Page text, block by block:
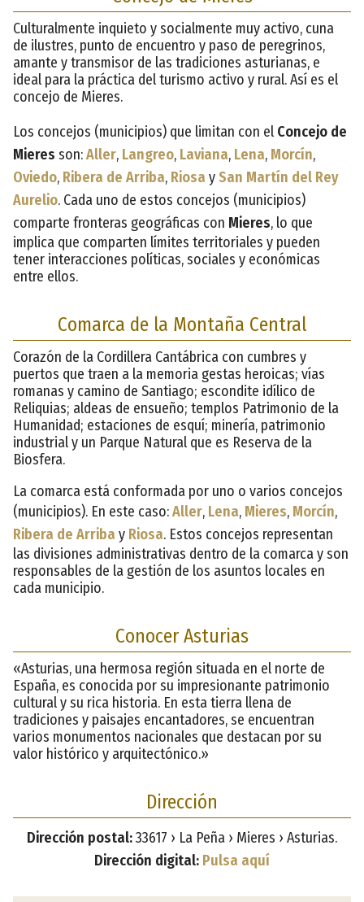
Culturalmente inquieto y socialmente muy activo, cuna
de ilustres, punto de encuentro y paso de peregrinos,
amante y transmisor de las tradiciones asturianas, e
ideal para la práctica del turismo activo y rural. Así es el
concejo de Mieres.
Los concejos (municipios) que limitan con el Concejo de
Mieres son:Aller, Langreo, Laviana, Lena, Morcín,
Oviedo, Ribera de Arriba, Riosa ySan Martín del Rey
Aurelio. Cada uno de estos concejos (municipios)
comparte fronteras geográficas con Mieres, lo que
implica que comparten límites territoriales y pueden
tener interacciones políticas, sociales y económicas
entre ellos.
Comarca de la Montaña Central
Corazón de la Cordillera Cantábrica con cumbres y
puertos que traen a la memoria gestas heroicas; vías
romanas y camino de Santiago; escondite idílico de
Reliquias; aldeas de ensueño; templos Patrimonio de la
Humanidad; estaciones de esquí; minería, patrimonio
industrial y un Parque Natural que es Reserva de la
Biosfera.
La comarca está conformada por uno o varios concejos
(municipios). En este caso:Aller, Lena, Mieres, Morcín,
Ribera de Arriba y Riosa. Estos concejos representan
las divisiones administrativas dentro de la comarca y son
responsables de la gestión de los asuntos locales en
cada municipio.
Conocer Asturias
«Asturias, una hermosa región situada en el norte de
España, es conocida por su impresionante patrimonio
cultural y su rica historia. En esta tierra llena de
tradiciones y paisajes encantadores, se encuentran
varios monumentos nacionales que destacan por su
valor histórico y arquitectónico.»
Dirección
Dirección postal:33617 › La Peña › Mieres › Asturias.
Dirección digital: Pulsa aquí